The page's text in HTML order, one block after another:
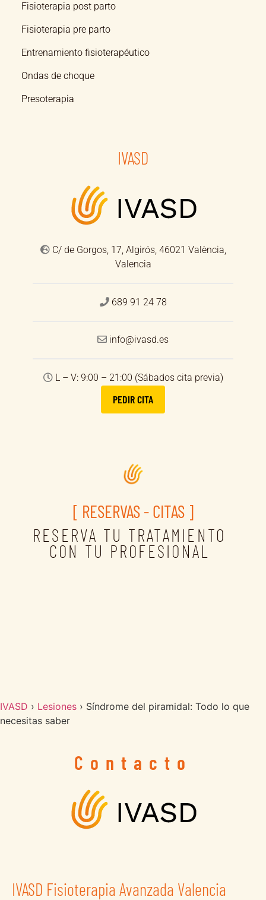
Fisioterapia post parto
Fisioterapia pre parto
Entrenamiento fisioterapéutico
Ondas de choque
Presoterapia
IVASD
C/ de Gorgos, 17, Algirós, 46021 València,
Valencia
689 91 24 78
info@ivasd.es
L – V: 9:00 – 21:00 (Sábados cita previa)
PEDIR CITA
[ RESERVAS - CITAS ]
RESERVA TU TRATAMIENTO
CON TU PROFESIONAL
IVASD › Lesiones › Síndrome del piramidal: Todo lo que
necesitas saber
Contacto
IVASD Fisioterapia Avanzada Valencia